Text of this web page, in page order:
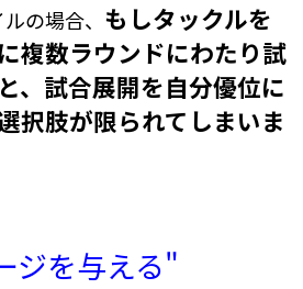
の場合、 もしタックルを
複数ラウンドにわたり試
、試合展開を自分優位に
択肢が限られてしまいま
ジを与える"